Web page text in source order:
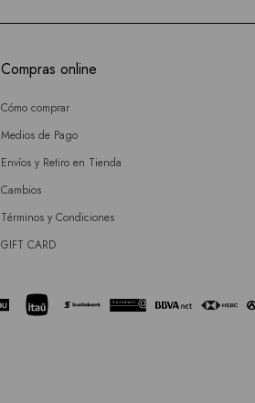
Compras online
Cómo comprar
Medios de Pago
Envíos y Retiro en Tienda
Cambios
Términos y Condiciones
GIFT CARD